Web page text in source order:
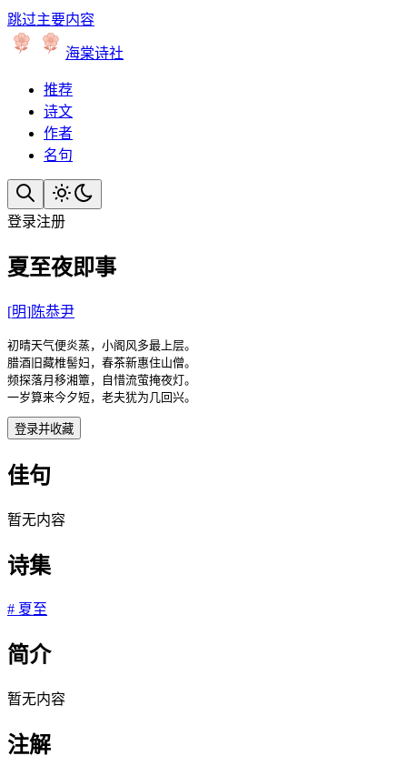
跳过主要内容
海棠诗社
推荐
诗文
作者
名句
登录注册
夏至夜即事
[明]陈恭尹
初晴天气便炎蒸，小阁风多最上层。
腊酒旧藏椎髻妇，春茶新惠住山僧。
频探落月移湘簟，自惜流萤掩夜灯。
一岁算来今夕短，老夫犹为几回兴。
登录并收藏
佳句
暂无内容
诗集
# 夏至
简介
暂无内容
注解